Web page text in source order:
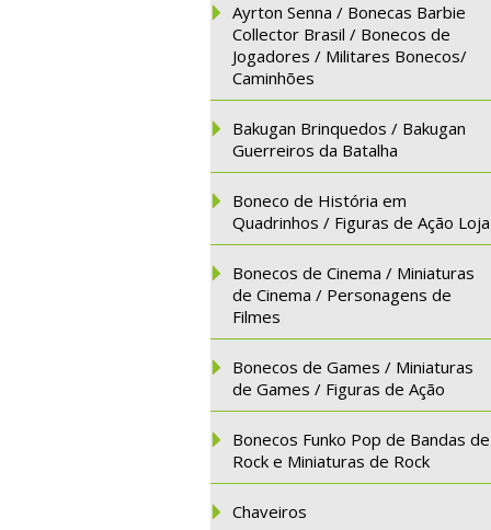
Ayrton Senna / Bonecas Barbie
Collector Brasil / Bonecos de
Jogadores / Militares Bonecos/
Caminhões
Bakugan Brinquedos / Bakugan
Guerreiros da Batalha
Boneco de História em
Quadrinhos / Figuras de Ação Loja
Bonecos de Cinema / Miniaturas
de Cinema / Personagens de
Filmes
Bonecos de Games / Miniaturas
de Games / Figuras de Ação
Bonecos Funko Pop de Bandas de
Rock e Miniaturas de Rock
Chaveiros